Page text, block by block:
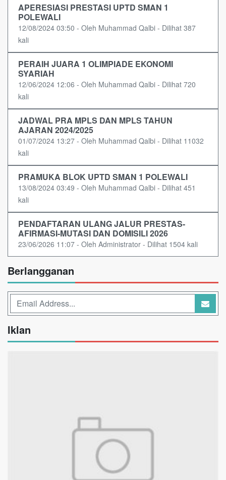
APERESIASI PRESTASI UPTD SMAN 1
POLEWALI
12/08/2024 03:50 - Oleh Muhammad Qalbi - Dilihat 387
kali
PERAIH JUARA 1 OLIMPIADE EKONOMI
SYARIAH
12/06/2024 12:06 - Oleh Muhammad Qalbi - Dilihat 720
kali
JADWAL PRA MPLS DAN MPLS TAHUN
AJARAN 2024/2025
01/07/2024 13:27 - Oleh Muhammad Qalbi - Dilihat 11032
kali
PRAMUKA BLOK UPTD SMAN 1 POLEWALI
13/08/2024 03:49 - Oleh Muhammad Qalbi - Dilihat 451
kali
PENDAFTARAN ULANG JALUR PRESTAS-
AFIRMASI-MUTASI DAN DOMISILI 2026
23/06/2026 11:07 - Oleh Administrator - Dilihat 1504 kali
Berlangganan
Iklan